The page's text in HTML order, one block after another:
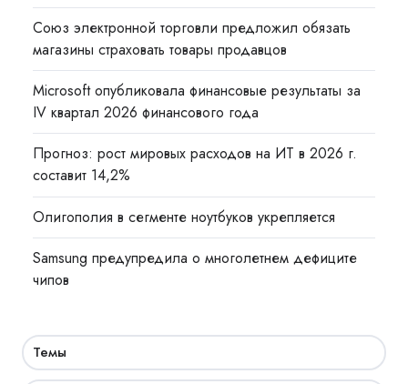
Союз электронной торговли предложил обязать
магазины страховать товары продавцов
Microsoft опубликовала финансовые результаты за
IV квартал 2026 финансового года
Прогноз: рост мировых расходов на ИТ в 2026 г.
составит 14,2%
Олигополия в сегменте ноутбуков укрепляется
Samsung предупредила о многолетнем дефиците
чипов
Темы